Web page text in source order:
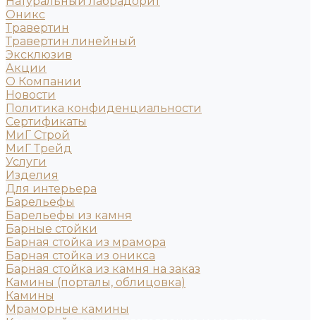
Оникс
Травертин
Травертин линейный
Эксклюзив
Акции
О Компании
Новости
Политика конфиденциальности
Сертификаты
МиГ Строй
МиГ Трейд
Услуги
Изделия
Для интерьера
Барельефы
Барельефы из камня
Барные стойки
Барная стойка из мрамора
Барная стойка из оникса
Барная стойка из камня на заказ
Камины (порталы, облицовка)
Камины
Мраморные камины